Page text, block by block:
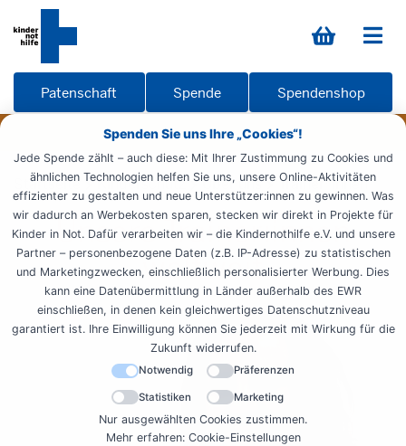
Spenden Sie uns Ihre „Cookies“!
Jede Spende zählt – auch diese: Mit Ihrer Zustimmung zu Cookies und
ähnlichen Technologien helfen Sie uns, unsere Online-Aktivitäten
effizienter zu gestalten und neue Unterstützer:innen zu gewinnen. Was
wir dadurch an Werbekosten sparen, stecken wir direkt in Projekte für
Kinder in Not. Dafür verarbeiten wir – die Kindernothilfe e.V. und unsere
Partner – personenbezogene Daten (z.B. IP-Adresse) zu statistischen
und Marketingzwecken, einschließlich personalisierter Werbung. Dies
kann eine Datenübermittlung in Länder außerhalb des EWR
einschließen, in denen kein gleichwertiges Datenschutzniveau
garantiert ist. Ihre Einwilligung können Sie jederzeit mit Wirkung für die
Zukunft widerrufen.
Notwendig Präferenzen
Statistiken Marketing
Nur ausgewählten Cookies zustimmen.
Mehr erfahren: Cookie-Einstellungen
Patenschaft Spende Spendenshop
Startseite Kinderschutz Über uns Trainer*innen
Unsere Trainer:innen
weltweit